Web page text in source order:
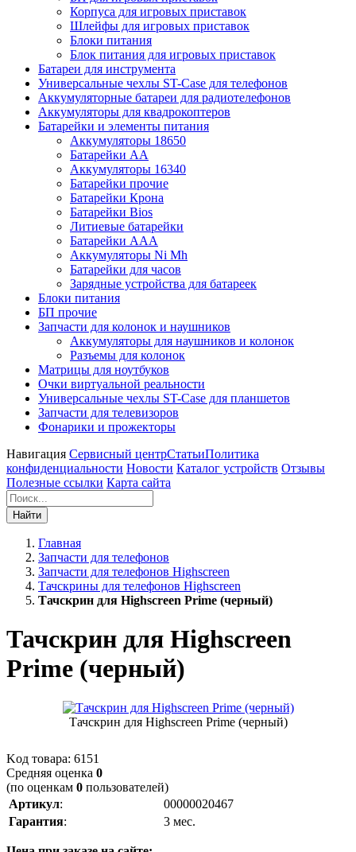
Корпуса для игровых приставок
Шлейфы для игровых приставок
Блоки питания
Блок питания для игровых приставок
Батареи для инструмента
Универсальные чехлы ST-Case для телефонов
Аккумуляторные батареи для радиотелефонов
Аккумуляторы для квадрокоптеров
Батарейки и элементы питания
Аккумуляторы 18650
Батарейки АА
Аккумуляторы 16340
Батарейки прочие
Батарейки Крона
Батарейки Bios
Литиевые батарейки
Батарейки ААА
Аккумуляторы Ni Mh
Батарейки для часов
Зарядные устройства для батареек
Блоки питания
БП прочие
Запчасти для колонок и наушников
Аккумуляторы для наушников и колонок
Разъемы для колонок
Матрицы для ноутбуков
Очки виртуальной реальности
Универсальные чехлы ST-Case для планшетов
Запчасти для телевизоров
Фонарики и прожекторы
Навигация Сервисный центрСтатьиПолитика
конфиденциальности Новости Каталог устройств Отзывы
Полезные ссылки Карта сайта
Найти
Главная
Запчасти для телефонов
Запчасти для телефонов Highscreen
Тачскрины для телефонов Highscreen
Тачскрин для Highscreen Prime (черный)
Тачскрин для Highscreen
Prime (черный)
Тачскрин для Highscreen Prime (черный)
Kод товара: 6151
Cредняя оценка 0
(по оценкам 0 пользователей)
Артикул:
00000020467
Гарантия: 3 мес.